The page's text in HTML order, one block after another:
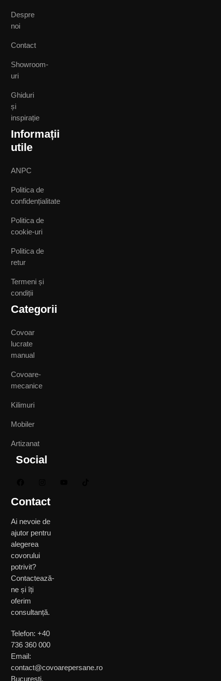
Despre
noi
Contact
Showroom-
uri
Ghiduri
și
inspirație
Informații
utile
ANPC
Politica de
confidențialitate
Politica de
cookie-uri
Politica de
retur
Termeni și
condiții
Categorii
Covoar
lucrate
manual
Covoare-
mecanice
Kilimuri
Mobiler
Artizanat
Social
Contact
Ai nevoie de
ajutor pentru
alegerea
covorului
potrivit?
Contactează-
ne și îți
oferim
consultanță.
Telefon: +40
736 360 000
Email:
contact@covoarepersane.ro
București,